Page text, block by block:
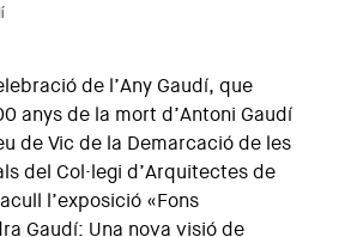
de l’Any Gaudí, que
anys de la mort d’Antoni Gaudí
de Vic de la Demarcació de les
del Col·legi d’Arquitectes de
l’exposició «Fons
Gaudí: Una nova visió de